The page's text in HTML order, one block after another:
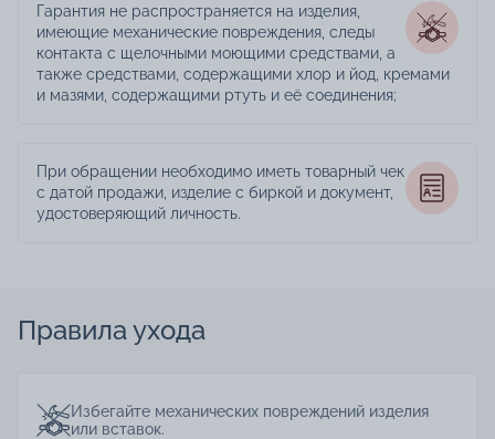
Гарантия не распространяется на изделия,
имеющие механические повреждения, следы
контакта с щелочными моющими средствами, а
также средствами, содержащими хлор и йод, кремами
и мазями, содержащими ртуть и её соединения;
При обращении необходимо иметь товарный чек
с датой продажи, изделие с биркой и документ,
удостоверяющий личность.
Правила ухода
Избегайте механических повреждений изделия
или вставок.